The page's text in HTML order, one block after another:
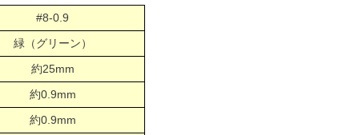
#8-0.9
緑（グリーン）
約25mm
約0.9mm
約0.9mm